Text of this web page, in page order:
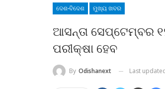
ଦେଶ-ବିଦେଶ ମୁଖ୍ୟ ଖବର
ଆସନ୍ତା ସେପ୍ଟେମ୍ବର
ପରୀକ୍ଷା ହେବ
By Odishanext Last